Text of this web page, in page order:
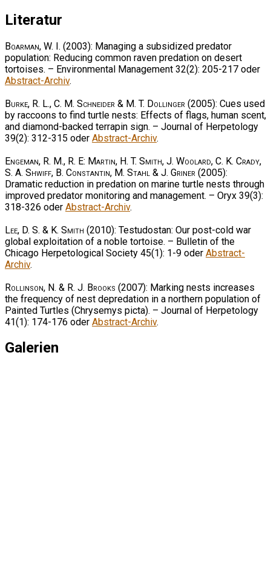
Literatur
Boarman, W. I. (2003): Managing a subsidized predator
population: Reducing common raven predation on desert
tortoises. – Environmental Management 32(2): 205-217 oder
Abstract-Archiv.
Burke, R. L., C. M. Schneider & M. T. Dollinger (2005): Cues used
by raccoons to find turtle nests: Effects of flags, human scent,
and diamond-backed terrapin sign. – Journal of Herpetology
39(2): 312-315 oder Abstract-Archiv.
Engeman, R. M., R. E: Martin, H. T. Smith, J. Woolard, C. K. Crady,
S. A. Shwiff, B. Constantin, M. Stahl & J. Griner (2005):
Dramatic reduction in predation on marine turtle nests through
improved predator monitoring and management. – Oryx 39(3):
318-326 oder Abstract-Archiv.
Lee, D. S. & K. Smith (2010): Testudostan: Our post-cold war
global exploitation of a noble tortoise. – Bulletin of the
Chicago Herpetological Society 45(1): 1-9 oder Abstract-
Archiv.
Rollinson, N. & R. J. Brooks (2007): Marking nests increases
the frequency of nest depredation in a northern population of
Painted Turtles (Chrysemys picta). – Journal of Herpetology
41(1): 174-176 oder Abstract-Archiv.
Galerien